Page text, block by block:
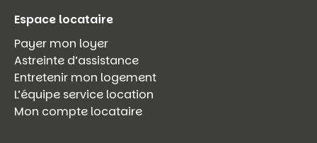
Espace locataire
Payer mon loyer
Astreinte d’assistance
Entretenir mon logement
L’équipe service location
Mon compte locataire